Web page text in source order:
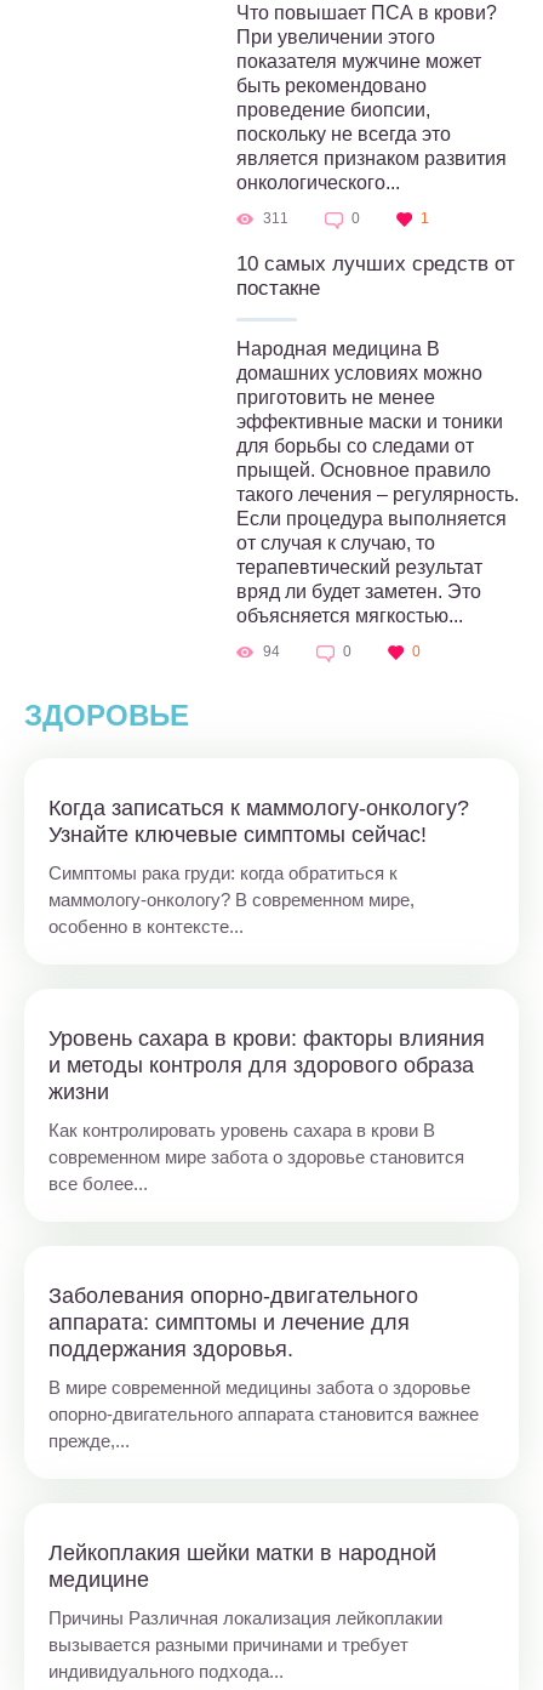
Что повышает ПСА в крови?
При увеличении этого
показателя мужчине может
быть рекомендовано
проведение биопсии,
поскольку не всегда это
является признаком развития
онкологического...
311 0 1
10 самых лучших средств от
постакне
Народная медицина В
домашних условиях можно
приготовить не менее
эффективные маски и тоники
для борьбы со следами от
прыщей. Основное правило
такого лечения – регулярность.
Если процедура выполняется
от случая к случаю, то
терапевтический результат
вряд ли будет заметен. Это
объясняется мягкостью...
94 0 0
ЗДОРОВЬЕ
Когда записаться к маммологу-онкологу?
Узнайте ключевые симптомы сейчас!
Симптомы рака груди: когда обратиться к
маммологу-онкологу? В современном мире,
особенно в контексте...
Уровень сахара в крови: факторы влияния
и методы контроля для здорового образа
жизни
Как контролировать уровень сахара в крови В
современном мире забота о здоровье становится
все более...
Заболевания опорно-двигательного
аппарата: симптомы и лечение для
поддержания здоровья.
В мире современной медицины забота о здоровье
опорно-двигательного аппарата становится важнее
прежде,...
Лейкоплакия шейки матки в народной
медицине
Причины Различная локализация лейкоплакии
вызывается разными причинами и требует
индивидуального подхода...